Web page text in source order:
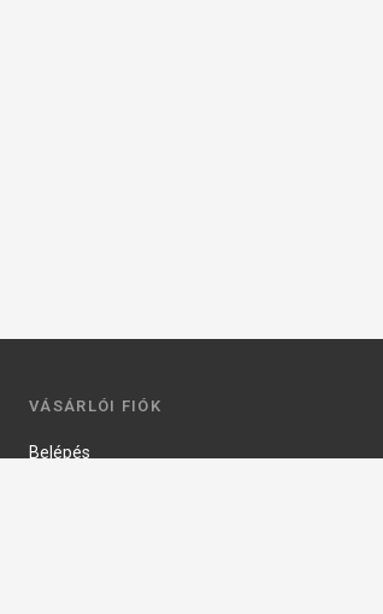
VÁSÁRLÓI FIÓK
Belépés